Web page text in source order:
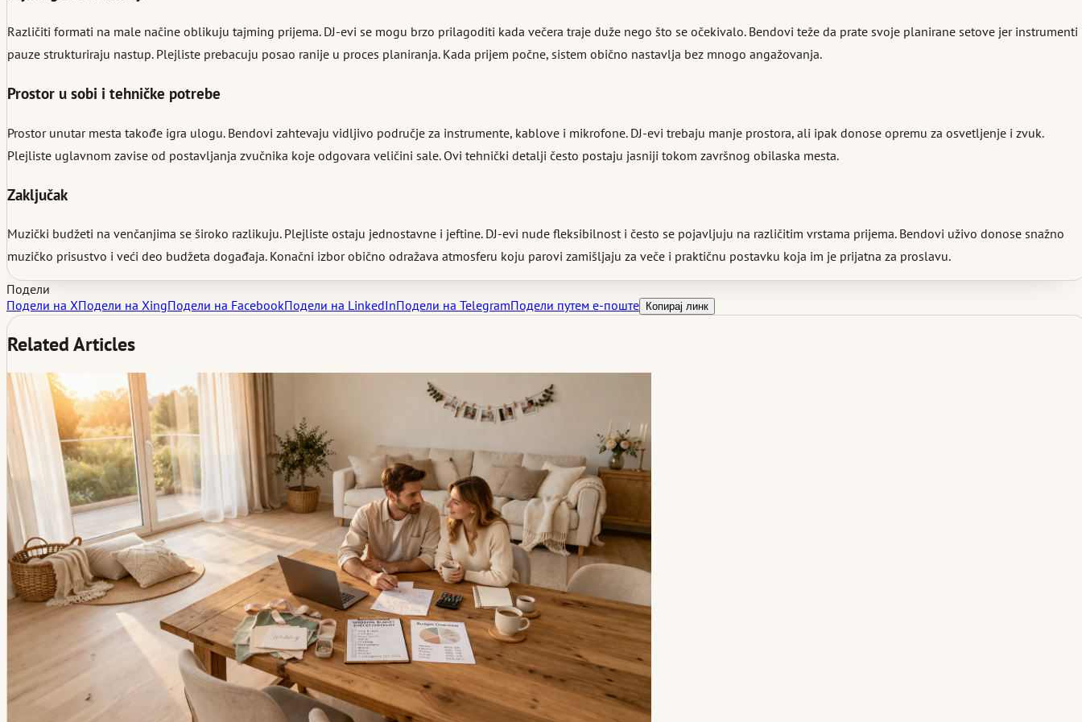
Različiti formati na male načine oblikuju tajming prijema. DJ-evi se mogu brzo prilagoditi kada večera traje duže nego što se očekivalo. Bendovi teže da prate svoje planirane setove jer instrumenti
pauze strukturiraju nastup. Plejliste prebacuju posao ranije u proces planiranja. Kada prijem počne, sistem obično nastavlja bez mnogo angažovanja.
Prostor u sobi i tehničke potrebe
Prostor unutar mesta takođe igra ulogu. Bendovi zahtevaju vidljivo područje za instrumente, kablove i mikrofone. DJ-evi trebaju manje prostora, ali ipak donose opremu za osvetljenje i zvuk.
Plejliste uglavnom zavise od postavljanja zvučnika koje odgovara veličini sale. Ovi tehnički detalji često postaju jasniji tokom završnog obilaska mesta.
Zaključak
Muzički budžeti na venčanjima se široko razlikuju. Plejliste ostaju jednostavne i jeftine. DJ-evi nude fleksibilnost i često se pojavljuju na različitim vrstama prijema. Bendovi uživo donose snažno
muzičko prisustvo i veći deo budžeta događaja. Konačni izbor obično odražava atmosferu koju parovi zamišljaju za veče i praktičnu postavku koja im je prijatna za proslavu.
Подели
Подели на XПодели на XingПодели на FacebookПодели на LinkedInПодели на TelegramПодели путем е-поште Копирај линк
Related Articles